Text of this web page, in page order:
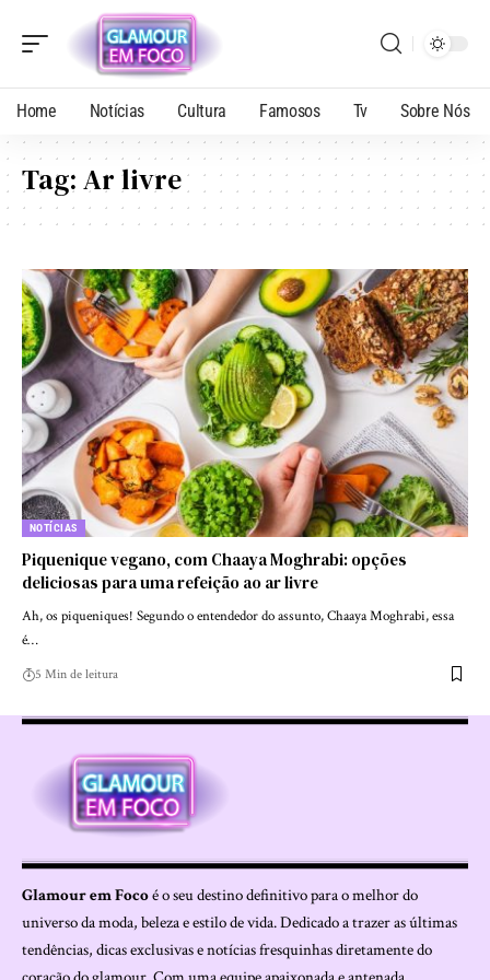
Home Notícias Cultura Famosos Tv Sobre Nós
Tag:Ar livre
NOTÍCIAS
Piquenique vegano, com Chaaya Moghrabi: opções
deliciosas para uma refeição ao ar livre
Ah, os piqueniques! Segundo o entendedor do assunto, Chaaya Moghrabi, essa
é…
5 Min de leitura
Glamour em Focoé o seu destino definitivo para o melhor do
universo da moda, beleza e estilo de vida. Dedicado a trazer as últimas
tendências, dicas exclusivas e notícias fresquinhas diretamente do